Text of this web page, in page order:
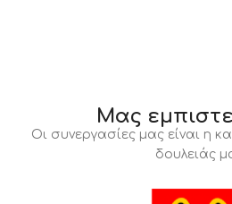
Μας
Οι συνεργασίες μας είναι η
δουλειάς